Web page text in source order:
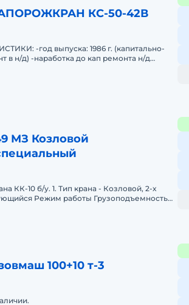
КС-50-42В
-год выпуска: 1986 г. (капитально-
в н/д) -наработка до кап ремонта н/д
МЗ Козловой
КК-10 б/у. 1. Тип крана - Козловой, 2-х
100+10 т-3